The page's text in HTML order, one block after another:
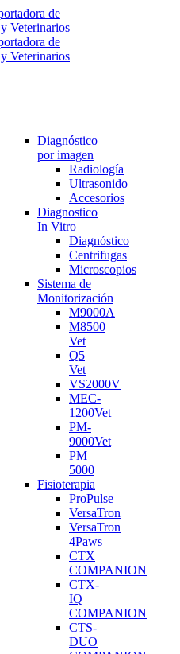
Diagnóstico
por imagen
Radiología
Ultrasonido
Accesorios
Diagnostico
In Vitro
Diagnóstico
Centrifugas
Microscopios
Sistema de
Monitorización
M9000A
M8500
Vet
Q5
Vet
VS2000V
MEC-
1200Vet
PM-
9000Vet
PM
5000
Fisioterapia
ProPulse
VersaTron
VersaTron
4Paws
CTX
COMPANION
CTX-
IQ
COMPANION
CTS-
DUO